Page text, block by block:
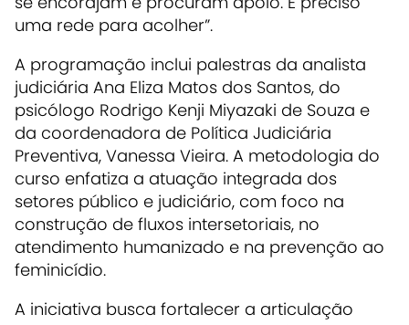
uma rede para acolher”.
A programação inclui palestras da analista
judiciária Ana Eliza Matos dos Santos, do
psicólogo Rodrigo Kenji Miyazaki de Souza e
da coordenadora de Política Judiciária
Preventiva, Vanessa Vieira. A metodologia do
curso enfatiza a atuação integrada dos
setores público e judiciário, com foco na
construção de fluxos intersetoriais, no
atendimento humanizado e na prevenção ao
feminicídio.
A iniciativa busca fortalecer a articulação